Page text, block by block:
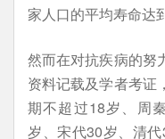
家人口的平均寿命达
然而在对抗疾病的努
资料记载及学者考证
期不超过18岁、周
岁、宋代30岁、清